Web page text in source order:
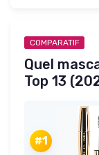
COMPARATIF
Quel
Top 13
#1